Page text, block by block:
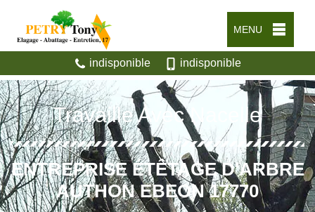
MENU
indisponible indisponible
Travaille Avec Nacelle
ENTREPRISE ÉTÊTAGE D'ARBRE
AUTHON EBEON 17770